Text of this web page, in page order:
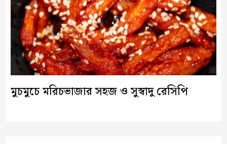
মুচমুচে মরিচভাজার সহজ ও সুস্বাদু রেসিপি